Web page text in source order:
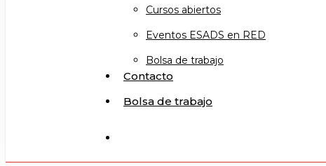
Cursos abiertos
Eventos ESADS en RED
Bolsa de trabajo
Contacto
Bolsa de trabajo